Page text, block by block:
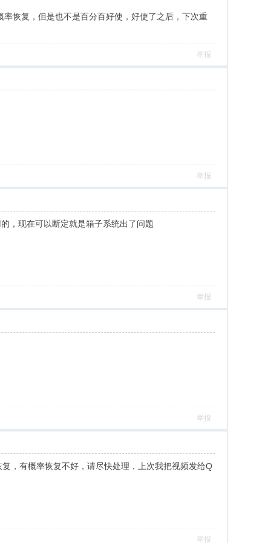
恢复，但是也不是百分百好使，好使了之后，下次重
举报
举报
，现在可以断定就是箱子系统出了问题
举报
举报
，有概率恢复不好，请尽快处理，上次我把视频发给Q
举报